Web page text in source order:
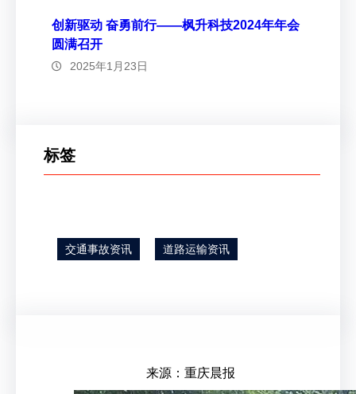
创新驱动 奋勇前行——枫升科技2024年年会
圆满召开
2025年1月23日
标签
交通事故资讯 道路运输资讯
来源：重庆晨报